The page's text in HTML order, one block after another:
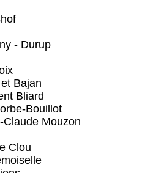
- Durup
Bajan
Bliard
Bouillot
Mouzon
Clou